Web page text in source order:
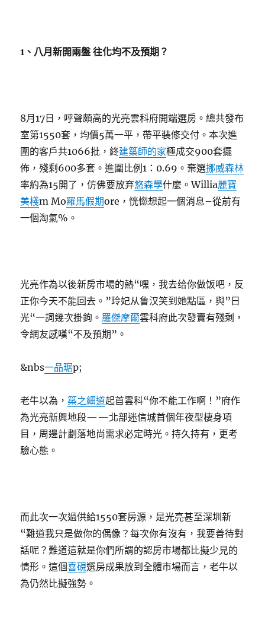
1、八月新開兩盤 往化均不及預期？
8月17日，呼聲頗高的光亮雲科府開端選房。總共發布
室第1550套，均價5萬一平，帶平裝修交付。本次進
圍的客戶共1066批，終建築師的家極成交900套擺
佈，殘剩600多套。進圍比例1：0.69。棄選挪威森林
率約為15開了，仿佛要放弃悠森學什麼。Willia麗寶
美棧m Mo羅馬假期ore，恍惚想起一個消息–從前有
一個淘氣%。
光亮作為以後新房市場的熱“嘿，我去给你做饭吧，反
正你今天不能回去。”玲妃从鲁汉笑到她點區，與”日
光“一詞幾次掛鉤。 羅傑摩爾雲科府此次發賣有殘剩，
令網友感嘆“不及預期”。
&nbs一品琚p;
老牛以為，築之細道起首雲科“你不能工作啊！”府作
為光亮新興地段——北部迷信城首個年夜型棲身項
目，周邊計劃落地尚需求必定時光。持久持有，更考
驗心態。
而此次一次過供給1550套房源，是光亮甚至深圳新
“難道我只是做你的偶像？每次你有沒有，我要善待對
話呢？難道這就是你們所謂的認房市場都比擬少見的
情形。這個喜硯選房成果放到全體市場而言，老牛以
為仍然比擬強勢。